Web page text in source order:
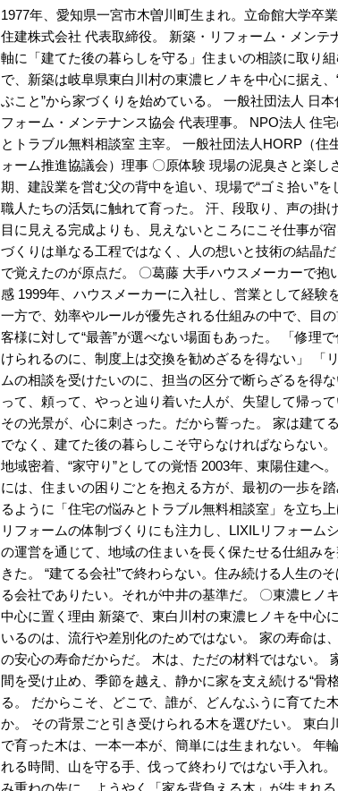
1977年、愛知県一宮市木曽川町生まれ。立命館大学卒
住建株式会社 代表取締役。 新築・リフォーム・メンテ
軸に「建てた後の暮らしを守る」住まいの相談に取り
で、新築は岐阜県東白川村の東濃ヒノキを中心に据え、
ぶこと”から家づくりを始めている。 一般社団法人 日本
フォーム・メンテナンス協会 代表理事。 NPO法人 住
とトラブル無料相談室 主宰。 一般社団法人HORP（住
ォーム推進協議会）理事 〇原体験 現場の泥臭さと楽し
期、建設業を営む父の背中を追い、現場で“ゴミ拾い”を
職人たちの活気に触れて育った。 汗、段取り、声の掛け
目に見える完成よりも、見えないところにこそ仕事が
づくりは単なる工程ではなく、人の想いと技術の結晶
で覚えたのが原点だ。 〇葛藤 大手ハウスメーカーで抱
感 1999年、ハウスメーカーに入社し、営業として経験
一方で、効率やルールが優先される仕組みの中で、目
客様に対して“最善”が選べない場面もあった。 「修理
けられるのに、制度上は交換を勧めざるを得ない」 「
ムの相談を受けたいのに、担当の区分で断らざるを得
って、頼って、やっと辿り着いた人が、失望して帰って
その光景が、心に刺さった。だから誓った。 家は建て
でなく、建てた後の暮らしこそ守らなければならない
地域密着、“家守り”としての覚悟 2003年、東陽住建へ
には、住まいの困りごとを抱える方が、最初の一歩を
るように「住宅の悩みとトラブル無料相談室」を立ち上
リフォームの体制づくりにも注力し、LIXILリフォーム
の運営を通じて、地域の住まいを長く保たせる仕組みを
きた。 “建てる会社”で終わらない。住み続ける人生の
る会社でありたい。それが中井の基準だ。 〇東濃ヒノ
中心に置く理由 新築で、東白川村の東濃ヒノキを中心
いるのは、流行や差別化のためではない。 家の寿命は
の安心の寿命だからだ。 木は、ただの材料ではない。
間を受け止め、季節を越え、静かに家を支え続ける“骨
る。 だからこそ、どこで、誰が、どんなふうに育てた
か。 その背景ごと引き受けられる木を選びたい。 東白
で育った木は、一本一本が、簡単には生まれない。 年
れる時間、山を守る手、伐って終わりではない手入れ
み重ねの先に、ようやく「家を背負える木」が生まれ